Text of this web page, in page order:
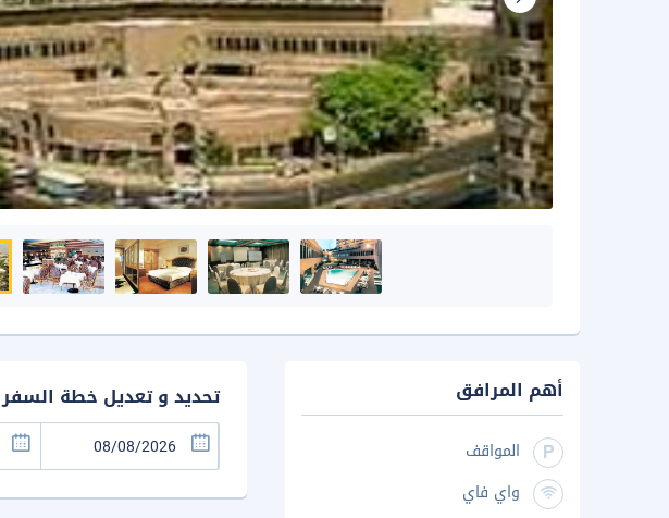
تحديد و تعديل خطة السفر
أهم المرافق
المواقف
واي فاي